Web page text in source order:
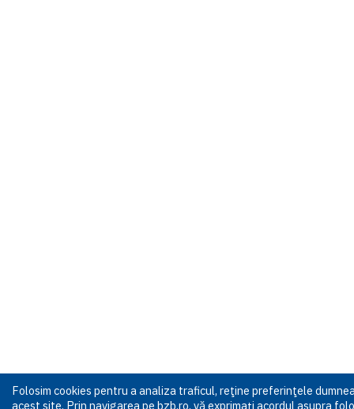
Folosim cookies pentru a analiza traficul, reţine preferinţele
acest site. Prin navigarea pe bzb.ro, vă exprimați acordul asupra